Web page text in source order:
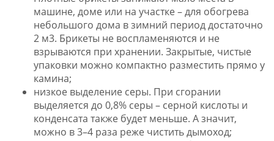
машине, доме или на участке – для обогрева
небольшого дома в зимний период достаточно
2 м3. Брикеты не воспламеняются и не
взрываются при хранении. Закрытые, чистые
упаковки можно компактно разместить прямо у
камина;
низкое выделение серы. При сгорании
выделяется до 0,8% серы – серной кислоты и
конденсата также будет меньше. А значит,
можно в 3–4 раза реже чистить дымоход;